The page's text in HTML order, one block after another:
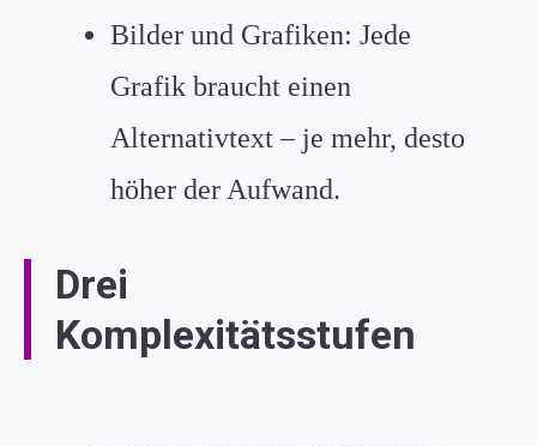
Bilder und Grafiken: Jede
Grafik braucht einen
Alternativtext – je mehr, desto
höher der Aufwand.
Drei
Komplexitätsstufen